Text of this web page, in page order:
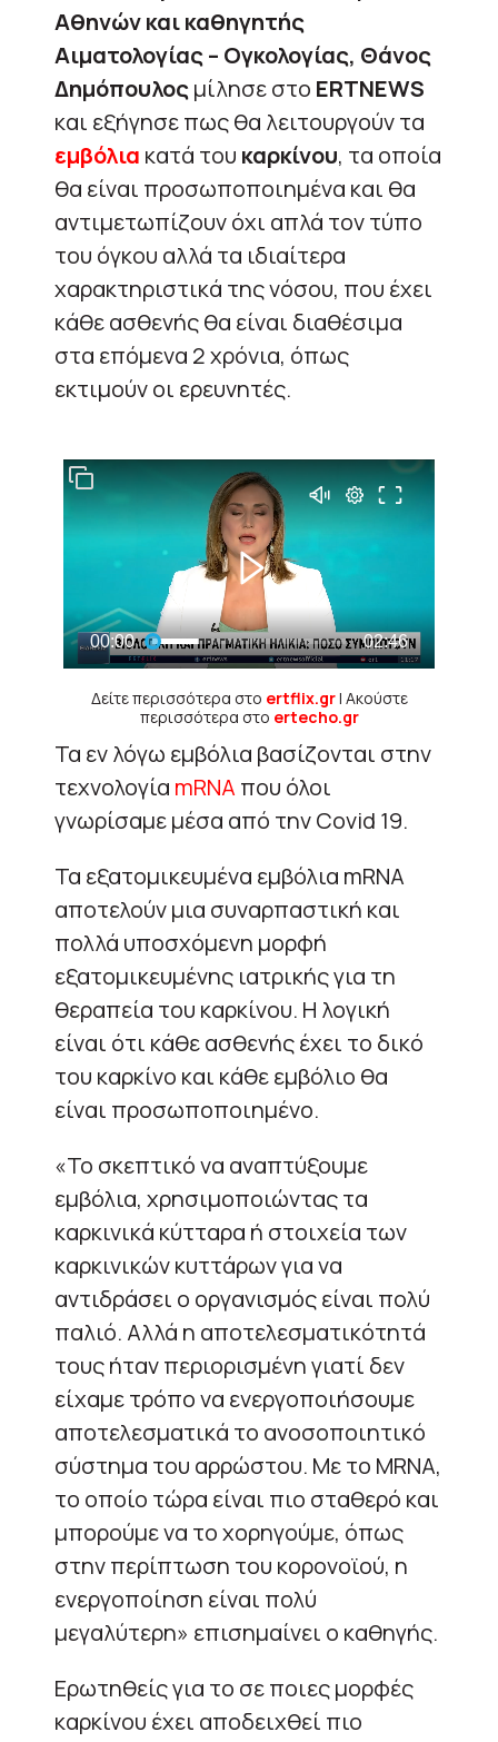
Αθηνών και καθηγητής
Αιματολογίας – Ογκολογίας, Θάνος
Δημόπουλοςμίλησε στο ERTNEWS
και εξήγησε πως θα λειτουργούν τα
εμβόλια κατά του καρκίνου, τα οποία
θα είναι προσωποποιημένα και θα
αντιμετωπίζουν όχι απλά τον τύπο
του όγκου αλλά τα ιδιαίτερα
χαρακτηριστικά της νόσου, που έχει
κάθε ασθενής θα είναι διαθέσιμα
στα επόμενα 2 χρόνια, όπως
εκτιμούν οι ερευνητές.
Δείτε περισσότερα στο ertflix.gr| Ακούστε
περισσότερα στο ertecho.gr
Τα εν λόγω εμβόλια βασίζονται στην
τεχνολογία mRNA που όλοι
γνωρίσαμε μέσα από την Covid 19.
Τα εξατομικευμένα εμβόλια mRNA
αποτελούν μια συναρπαστική και
πολλά υποσχόμενη μορφή
εξατομικευμένης ιατρικής για τη
θεραπεία του καρκίνου. Η λογική
είναι ότι κάθε ασθενής έχει το δικό
του καρκίνο και κάθε εμβόλιο θα
είναι προσωποποιημένο.
«Το σκεπτικό να αναπτύξουμε
εμβόλια, χρησιμοποιώντας τα
καρκινικά κύτταρα ή στοιχεία των
καρκινικών κυττάρων για να
αντιδράσει ο οργανισμός είναι πολύ
παλιό. Αλλά η αποτελεσματικότητά
τους ήταν περιορισμένη γιατί δεν
είχαμε τρόπο να ενεργοποιήσουμε
αποτελεσματικά το ανοσοποιητικό
σύστημα του αρρώστου. Με το MRNA,
το οποίο τώρα είναι πιο σταθερό και
μπορούμε να το χορηγούμε, όπως
στην περίπτωση του κορονοϊού, η
ενεργοποίηση είναι πολύ
μεγαλύτερη» επισημαίνει ο καθηγής.
Ερωτηθείς για το σε ποιες μορφές
καρκίνου έχει αποδειχθεί πιο